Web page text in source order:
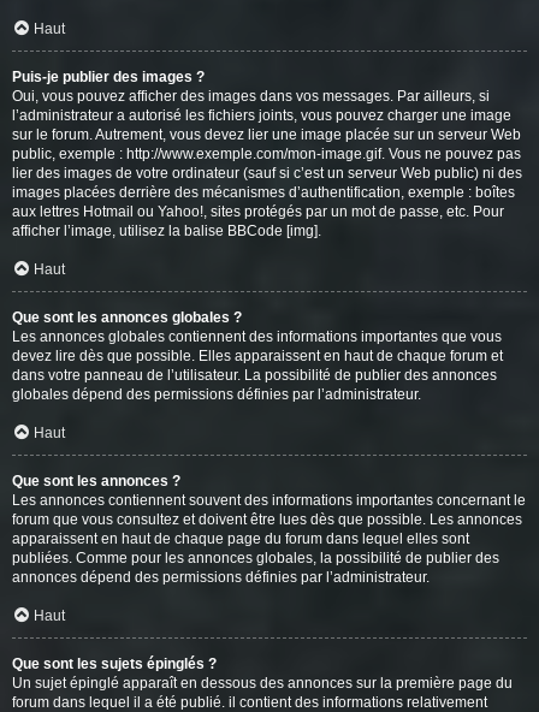
Haut
Puis-je publier des images ?
Oui, vous pouvez afficher des images dans vos messages. Par ailleurs, si
l’administrateur a autorisé les fichiers joints, vous pouvez charger une image
sur le forum. Autrement, vous devez lier une image placée sur un serveur Web
public, exemple : http://www.exemple.com/mon-image.gif. Vous ne pouvez pas
lier des images de votre ordinateur (sauf si c’est un serveur Web public) ni des
images placées derrière des mécanismes d’authentification, exemple : boîtes
aux lettres Hotmail ou Yahoo!, sites protégés par un mot de passe, etc. Pour
afficher l’image, utilisez la balise BBCode [img].
Haut
Que sont les annonces globales ?
Les annonces globales contiennent des informations importantes que vous
devez lire dès que possible. Elles apparaissent en haut de chaque forum et
dans votre panneau de l’utilisateur. La possibilité de publier des annonces
globales dépend des permissions définies par l’administrateur.
Haut
Que sont les annonces ?
Les annonces contiennent souvent des informations importantes concernant le
forum que vous consultez et doivent être lues dès que possible. Les annonces
apparaissent en haut de chaque page du forum dans lequel elles sont
publiées. Comme pour les annonces globales, la possibilité de publier des
annonces dépend des permissions définies par l’administrateur.
Haut
Que sont les sujets épinglés ?
Un sujet épinglé apparaît en dessous des annonces sur la première page du
forum dans lequel il a été publié. il contient des informations relativement